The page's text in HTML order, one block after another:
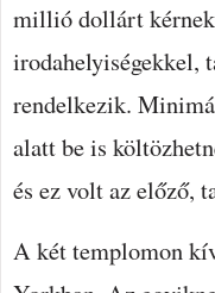
millió dollárt
irodahelyiségekkel,
rendelkezik.
alatt be is
és ez volt az előző,
A két templomon